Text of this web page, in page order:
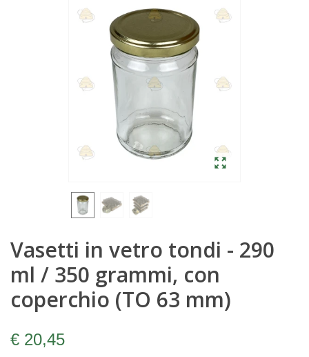
Vasetti in vetro tondi - 290
ml / 350 grammi, con
coperchio (TO 63 mm)
€ 20,45